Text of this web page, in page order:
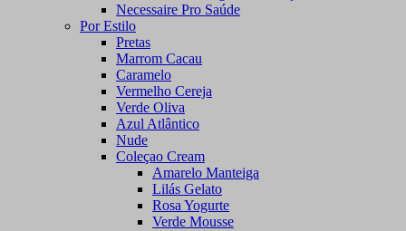
Necessaire Pro Saúde
Por Estilo
Pretas
Marrom Cacau
Caramelo
Vermelho Cereja
Verde Oliva
Azul Atlântico
Nude
Coleçao Cream
Amarelo Manteiga
Lilás Gelato
Rosa Yogurte
Verde Mousse